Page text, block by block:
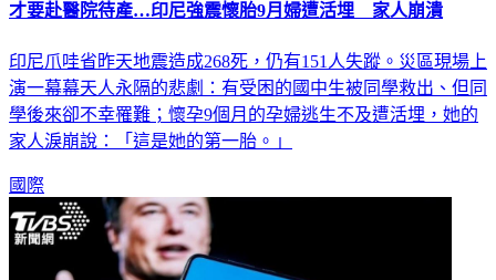
才要赴醫院待產…印尼強震懷胎9月婦遭活埋 家人崩潰
印尼爪哇省昨天地震造成268死，仍有151人失蹤。災區現場上
演一幕幕天人永隔的悲劇：有受困的國中生被同學救出、但同
學後來卻不幸罹難；懷孕9個月的孕婦逃生不及遭活埋，她的
家人淚崩說：「這是她的第一胎。」
國際